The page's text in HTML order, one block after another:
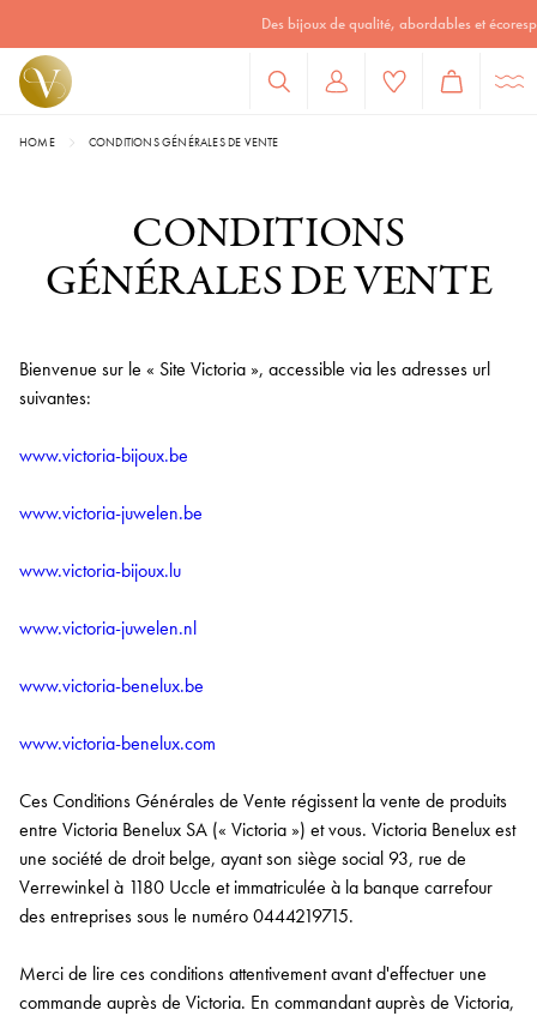
Des bijoux de qualité, abordables et écoresponsables
HOME CONDITIONS GÉNÉRALES DE VENTE
CONDITIONS
GÉNÉRALES DE VENTE
Bienvenue sur le « Site Victoria », accessible via les adresses url
suivantes:
www.victoria-bijoux.be
www.victoria-juwelen.be
www.victoria-bijoux.lu
www.victoria-juwelen.nl
www.victoria-benelux.be
www.victoria-benelux.com
Ces Conditions Générales de Vente régissent la vente de produits
entre Victoria Benelux SA (« Victoria ») et vous. Victoria Benelux est
une société de droit belge, ayant son siège social 93, rue de
Verrewinkel à 1180 Uccle et immatriculée à la banque carrefour
des entreprises sous le numéro 0444219715.
Merci de lire ces conditions attentivement avant d'effectuer une
commande auprès de Victoria. En commandant auprès de Victoria,